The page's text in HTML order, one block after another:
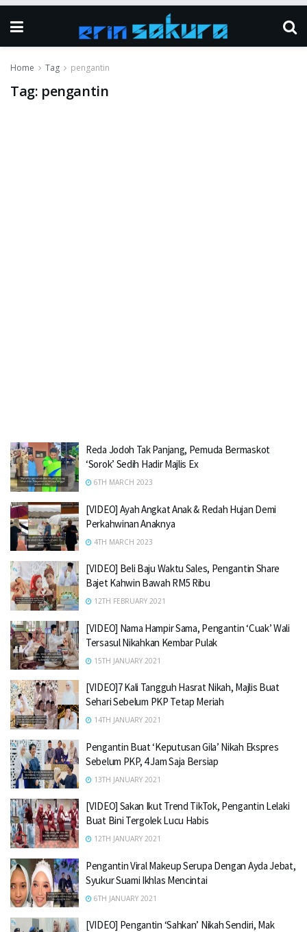
Home Tag pengantin
Tag: pengantin
Reda Jodoh Tak Panjang, Pemuda Bermaskot
‘Sorok’ Sedih Hadir Majlis Ex
6TH MARCH 2023
[VIDEO] Ayah Angkat Anak & Redah Hujan Demi
Perkahwinan Anaknya
4TH MARCH 2023
[VIDEO] Beli Baju Waktu Sales, Pengantin Share
Bajet Kahwin Bawah RM5 Ribu
12TH FEBRUARY 2021
[VIDEO] Nama Hampir Sama, Pengantin ‘Cuak’ Wali
Tersasul Nikahkan Kembar Pulak
15TH JANUARY 2021
[VIDEO]7 Kali Tangguh Hasrat Nikah, Majlis Buat
Sehari Sebelum PKP Tetap Meriah
14TH JANUARY 2021
Pengantin Buat ‘Keputusan Gila’ Nikah Ekspres
Sebelum PKP, 4 Jam Saja Bersiap
13TH JANUARY 2021
[VIDEO] Sakan Ikut Trend TikTok, Pengantin Lelaki
Buat Bini Tergolek Lucu Habis
12TH JANUARY 2021
Pengantin Viral Makeup Serupa Dengan Ayda Jebat,
Syukur Suami Ikhlas Mencintai
6TH JANUARY 2021
[VIDEO] Pengantin ‘Sahkan’ Nikah Sendiri, Mak